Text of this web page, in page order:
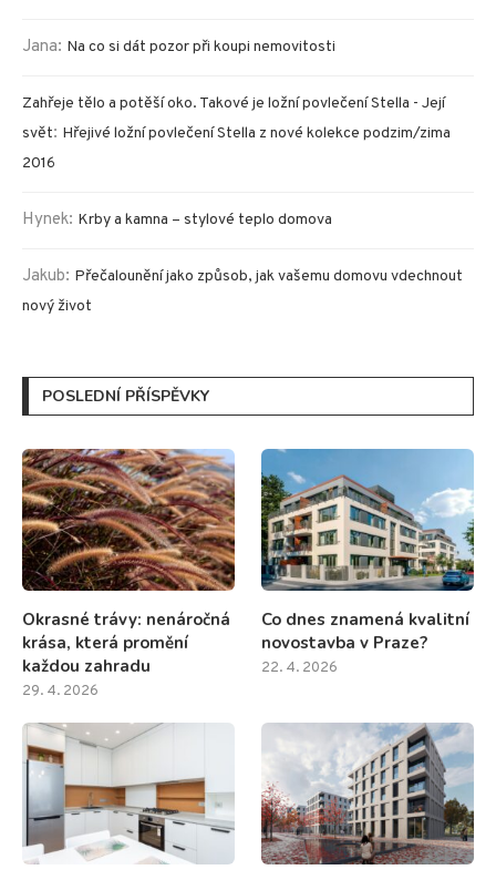
Jana: Na co si dát pozor při koupi nemovitosti
Zahřeje tělo a potěší oko. Takové je ložní povlečení Stella - Její
svět: Hřejivé ložní povlečení Stella z nové kolekce podzim/zima
2016
Hynek: Krby a kamna – stylové teplo domova
Jakub: Přečalounění jako způsob, jak vašemu domovu vdechnout
nový život
POSLEDNÍ PŘÍSPĚVKY
Okrasné trávy: nenáročná
krása, která promění
každou zahradu
29. 4. 2026
Co dnes znamená kvalitní
novostavba v Praze?
22. 4. 2026